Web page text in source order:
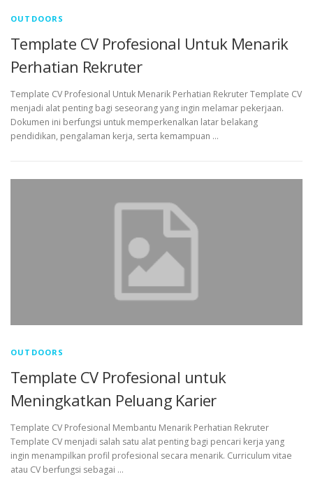
OUTDOORS
Template CV Profesional Untuk Menarik
Perhatian Rekruter
Template CV Profesional Untuk Menarik Perhatian Rekruter Template CV
menjadi alat penting bagi seseorang yang ingin melamar pekerjaan.
Dokumen ini berfungsi untuk memperkenalkan latar belakang
pendidikan, pengalaman kerja, serta kemampuan …
OUTDOORS
Template CV Profesional untuk
Meningkatkan Peluang Karier
Template CV Profesional Membantu Menarik Perhatian Rekruter
Template CV menjadi salah satu alat penting bagi pencari kerja yang
ingin menampilkan profil profesional secara menarik. Curriculum vitae
atau CV berfungsi sebagai …